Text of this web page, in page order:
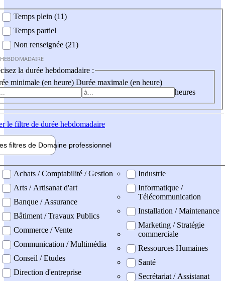
Temps plein (11)
Temps partiel
Non renseignée (21)
la durée hebdomadaire :
minimale (en heure) Durée maximale (en heure)
heures
le filtre de durée hebdomadaire
filtres de Domaine professionnel
professionel
Achats / Comptabilité / Gestion
Arts / Artisanat d'art
Banque / Assurance
Bâtiment / Travaux Publics
Commerce / Vente
Communication / Multimédia
Conseil / Etudes
Direction d'entreprise
Industrie
Informatique /
Télécommunication
Installation / Maintenance
Marketing / Stratégie
commerciale
Ressources Humaines
Santé
Secrétariat / Assistanat